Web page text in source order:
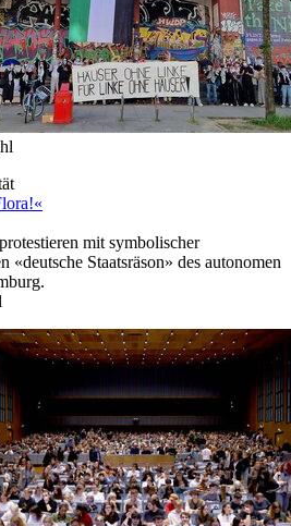
mit symbolischer
«deutsche Staatsräson» des autonomen